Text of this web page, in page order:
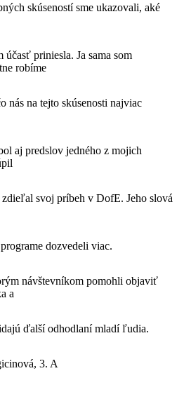
skúseností sme ukazovali, aké
priniesla. Ja sama som
robíme
nás na tejto skúsenosti najviac
aj predslov jedného z mojich
svoj príbeh v DofE. Jeho slová
dozvedeli viac.
návštevníkom pomohli objaviť
a
ďalší odhodlaní mladí ľudia.
3. A